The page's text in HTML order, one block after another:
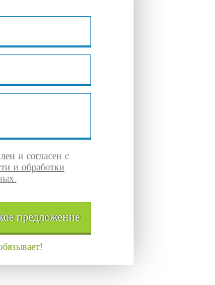
и согласен с
и обработки
предложение